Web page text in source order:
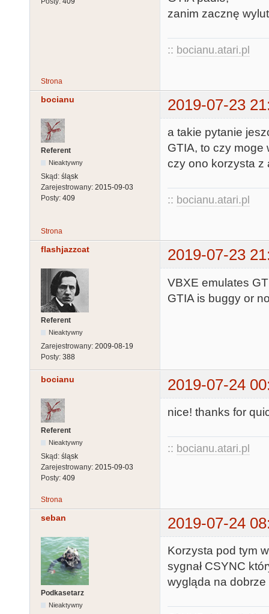
zanim zacznę
:: bocianu.atari.pl
Strona
bocianu 2019-07-23
Referent
Nieaktywny
Skąd: śląsk
Zarejestrowany: 2015-09-03
Posty: 409
a takie pytanie
GTIA, to czy moge
czy ono korzysta z
:: bocianu.atari.pl
Strona
flashjazzcat 2019-07-23
Referent
Nieaktywny
Zarejestrowany: 2009-08-19
Posty: 388
VBXE emulates
GTIA is buggy or
bocianu 2019-07-24
Referent
Nieaktywny
Skąd: śląsk
Zarejestrowany: 2015-09-03
Posty: 409
nice! thanks for
:: bocianu.atari.pl
Strona
seban 2019-07-24
Podkasetarz
Nieaktywny
Korzysta pod tym
sygnał CSYNC
wygląda na dobrze